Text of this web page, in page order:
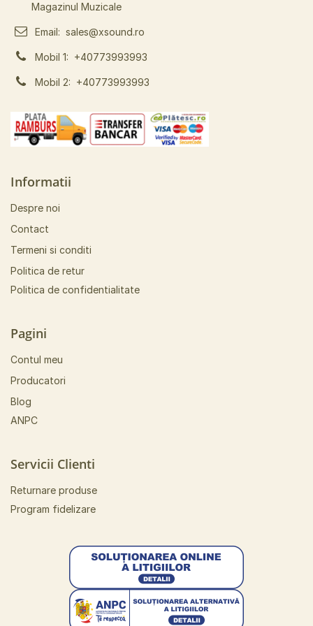
Magazinul Muzicale
Email: sales@xsound.ro
Mobil 1: +40773993993
Mobil 2: +40773993993
Informatii
Despre noi
Contact
Termeni si conditi
Politica de retur
Politica de confidentialitate
Pagini
Contul meu
Producatori
Blog
ANPC
Servicii Clienti
Returnare produse
Program fidelizare